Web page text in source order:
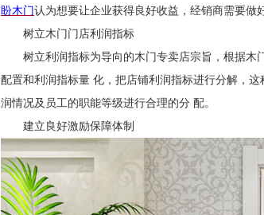
盼木门认为想要让企业获得良好收益，经销商需要做
树立木门门店利润指标
树立利润指标为导向的木门专卖店宗旨，根据
配置和利润指标量 化，把店铺利润指标进行分解，
润情况及员工的职能等级进行合理的分 配。
建立良好激励保障体制